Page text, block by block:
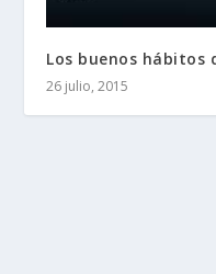
Los buenos hábitos
26 julio, 2015